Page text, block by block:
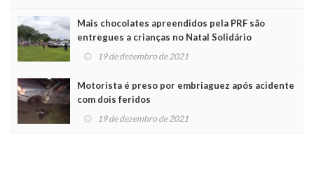
Mais chocolates apreendidos pela PRF são
entregues a crianças no Natal Solidário
19 de dezembro de 2021
Motorista é preso por embriaguez após acidente
com dois feridos
19 de dezembro de 2021